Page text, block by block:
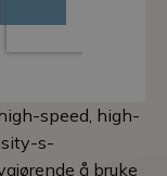
speed, high-
s­
å bruke